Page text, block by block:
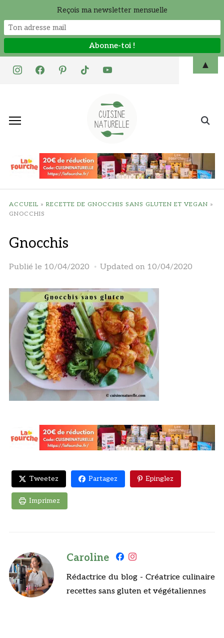
instagramfacebookpinteresttiktok youtube
Search
ACCUEIL » RECETTE DE GNOCCHIS SANS GLUTEN ET VEGAN »
GNOCCHIS
Gnocchis
Publié le 10/04/2020 Updated on 10/04/2020
Tweetez Partagez Epinglez
Imprimez
Caroline
Rédactrice du blog - Créatrice culinaire
recettes sans gluten et végétaliennes
Reçois ma newsletter mensuelle
▲